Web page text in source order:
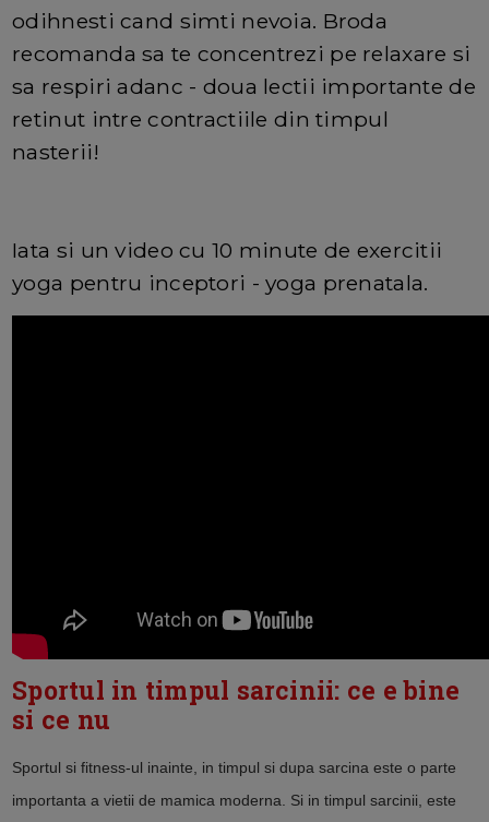
odihnesti cand simti nevoia. Broda
recomanda sa te concentrezi pe relaxare si
sa respiri adanc - doua lectii importante de
retinut intre contractiile din timpul
nasterii!
Iata si un video cu 10 minute de exercitii
yoga pentru inceptori - yoga prenatala.
Sportul in timpul sarcinii: ce e bine
si ce nu
Sportul si fitness-ul inainte, in timpul si dupa sarcina este o parte
importanta a vietii de mamica moderna. Si in timpul sarcinii, este